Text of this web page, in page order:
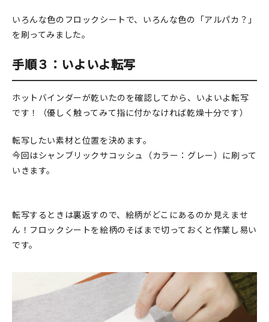
いろんな色のフロックシートで、いろんな色の「アルパカ？」
を刷ってみました。
手順３：いよいよ転写
ホットバインダーが乾いたのを確認してから、いよいよ転写
です！（優しく触ってみて指に付かなければ乾燥十分です）
転写したい素材と位置を決めます。
今回はシャンブリックサコッシュ（カラー：グレー）に刷って
いきます。
転写するときは裏返すので、絵柄がどこにあるのか見えませ
ん！フロックシートを絵柄のそばまで切っておくと作業し易い
です。